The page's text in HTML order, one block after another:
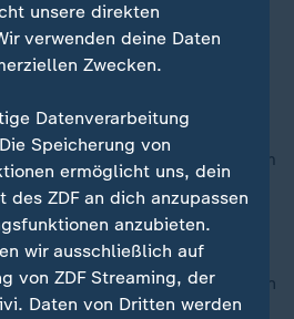
der Bevölkerung ein
so
Rudolf Korte. „Er will einen
brauche aber Mehrheiten im
können.
nach oben
unsere direkten
verwenden deine Daten
Zwecken.
Datenverarbeitung
Speicherung von
ermöglicht uns, dein
des ZDF an dich anzupassen
anzubieten.
wir ausschließlich auf
von ZDF Streaming, der
Daten von Dritten werden